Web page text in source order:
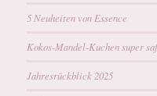
5 Neuheiten von Essence
Kokos-Mandel-Kuchen super
Jahresrückblick 2025